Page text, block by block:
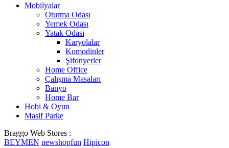
Mobilyalar
Oturma Odası
Yemek Odası
Yatak Odası
Karyolalar
Komodinler
Şifonyerler
Home Office
Çalışma Masaları
Banyo
Home Bar
Hobi & Oyun
Masif Parke
Braggo Web Stores :
BEYMEN newshopfun Hipicon